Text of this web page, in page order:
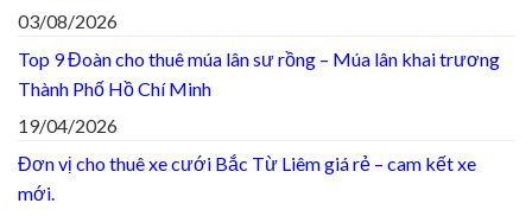
03/08/2026
Top 9 Đoàn cho thuê múa lân sư rồng – Múa lân khai trương
Thành Phố Hồ Chí Minh
19/04/2026
Đơn vị cho thuê xe cưới Bắc Từ Liêm giá rẻ – cam kết xe
mới.